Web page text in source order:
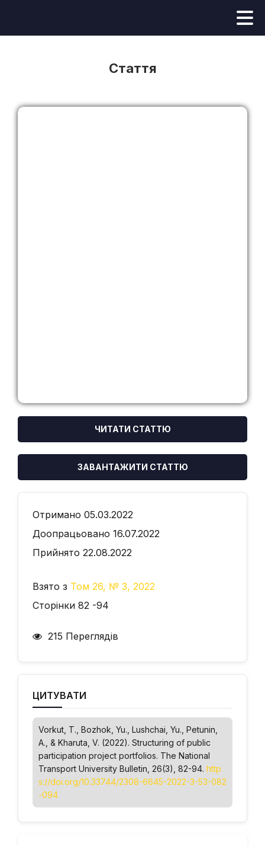
Стаття
ЧИТАТИ СТАТТЮ
ЗАВАНТАЖИТИ СТАТТЮ
Отримано 05.03.2022
Доопрацьовано 16.07.2022
Прийнято 22.08.2022
Взято з Том 26, № 3, 2022
Сторінки 82 -94
215 Переглядів
ЦИТУВАТИ
Vorkut, T., Bozhok, Yu., Lushchai, Yu., Petunin,
A., & Kharuta, V. (2022). Structuring of public
participation project portfolios. The National
Transport University Bulletin , 26(3), 82-94. http
s://doi.org/10.33744/2308-6645-2022-3-53-082
-094